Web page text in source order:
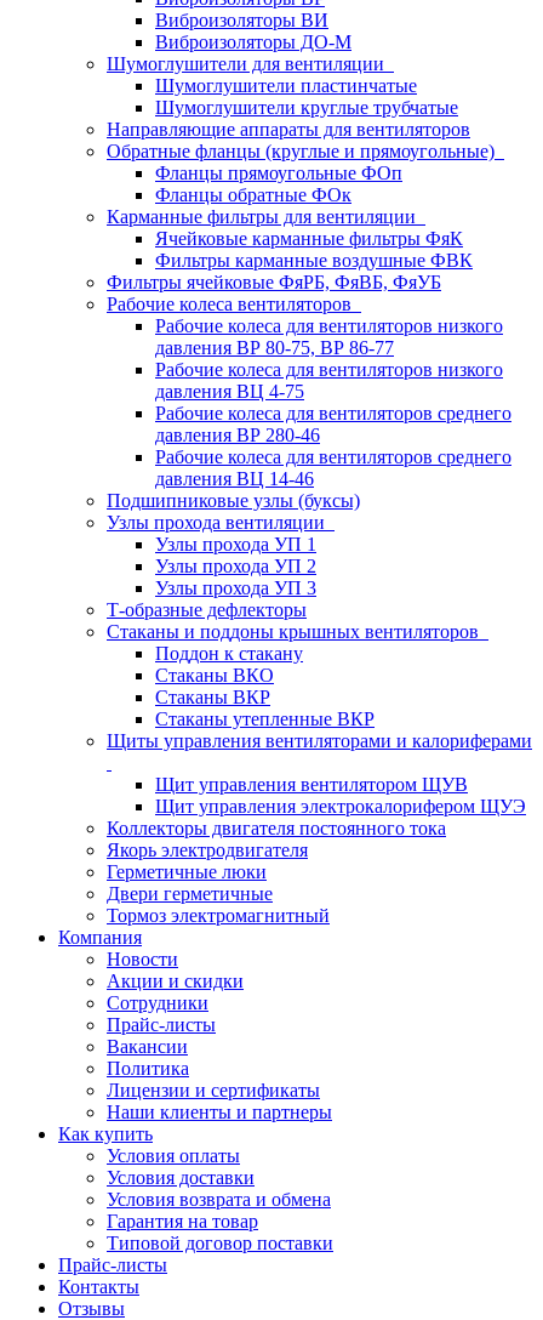
Виброизоляторы ВИ
Виброизоляторы ДО-М
Шумоглушители для вентиляции
Шумоглушители пластинчатые
Шумоглушители круглые трубчатые
Направляющие аппараты для вентиляторов
Обратные фланцы (круглые и прямоугольные)
Фланцы прямоугольные ФОп
Фланцы обратные ФОк
Карманные фильтры для вентиляции
Ячейковые карманные фильтры ФяК
Фильтры карманные воздушные ФВК
Фильтры ячейковые ФяРБ, ФяВБ, ФяУБ
Рабочие колеса вентиляторов
Рабочие колеса для вентиляторов низкого
давления ВР 80-75, ВР 86-77
Рабочие колеса для вентиляторов низкого
давления ВЦ 4-75
Рабочие колеса для вентиляторов среднего
давления ВР 280-46
Рабочие колеса для вентиляторов среднего
давления ВЦ 14-46
Подшипниковые узлы (буксы)
Узлы прохода вентиляции
Узлы прохода УП 1
Узлы прохода УП 2
Узлы прохода УП 3
Т-образные дефлекторы
Стаканы и поддоны крышных вентиляторов
Поддон к стакану
Стаканы ВКО
Стаканы ВКР
Стаканы утепленные ВКР
Щиты управления вентиляторами и калориферами
Щит управления вентилятором ЩУВ
Щит управления электрокалорифером ЩУЭ
Коллекторы двигателя постоянного тока
Якорь электродвигателя
Герметичные люки
Двери герметичные
Тормоз электромагнитный
Компания
Новости
Акции и скидки
Сотрудники
Прайс-листы
Вакансии
Политика
Лицензии и сертификаты
Наши клиенты и партнеры
Как купить
Условия оплаты
Условия доставки
Условия возврата и обмена
Гарантия на товар
Типовой договор поставки
Прайс-листы
Контакты
Отзывы